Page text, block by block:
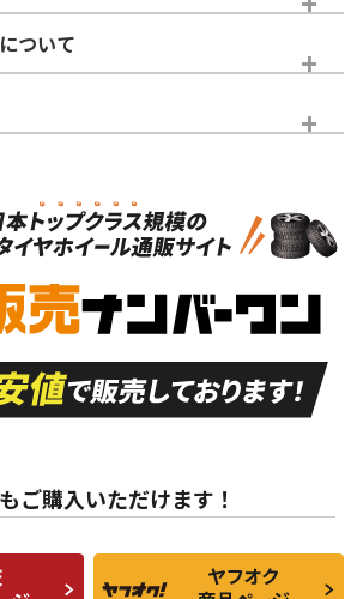
の主観により判断しておりますので、あら
じめご了承ください。
S
新車外し品（新古
付き
なく、
とんど
品
A
走行距離も少なく、
非常に状態の良い中
古品
品
んどない中古品
な中古
C
られるが、使用に問
題のない中古品
ついて
ご購入いただけます！